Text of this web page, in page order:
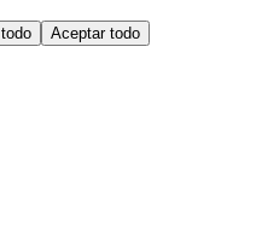
Aceptar todo